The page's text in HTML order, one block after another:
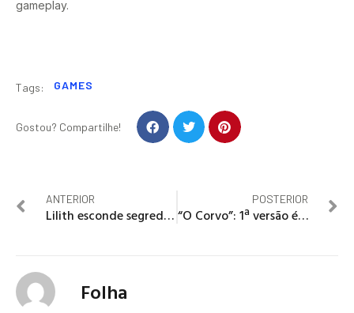
gameplay.
Tags: GAMES
Gostou? Compartilhe!
ANTERIOR
Lilith esconde segredo inesperado em “Renascer”; saiba qual é
POSTERIOR
“O Corvo”: 1ª versão é marcada por acidente em set e morte de ator; relembre
Folha